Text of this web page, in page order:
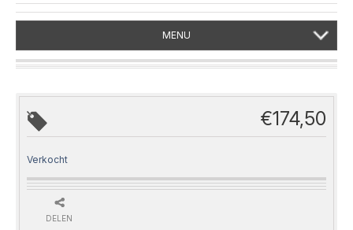
MENU
€174,50
Verkocht
DELEN